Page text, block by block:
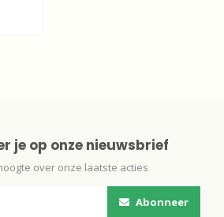
je op onze nieuwsbrief
over onze laatste acties
Abonneer